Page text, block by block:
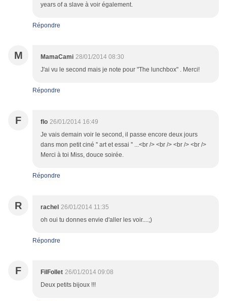
years of a slave à voir également.
Répondre
M MamaCami 28/01/2014 08:30
J'ai vu le second mais je note pour "The lunchbox" . Merci!
Répondre
F flo 26/01/2014 16:49
Je vais demain voir le second, il passe encore deux jours
dans mon petit ciné '' art et essai '' ...<br /> <br /> <br /> <br />
Merci à toi Miss, douce soirée.
Répondre
R rachel 26/01/2014 11:35
oh oui tu donnes envie d'aller les voir....;)
Répondre
F FilFollet 26/01/2014 09:08
Deux petits bijoux !!!